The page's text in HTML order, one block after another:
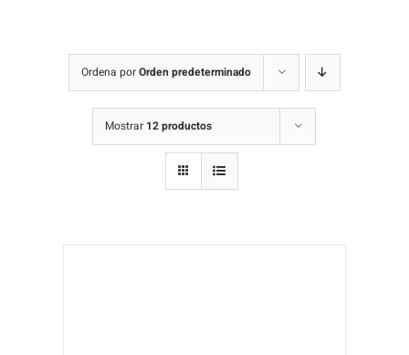
Ordena porOrden predeterminado
Mostrar 12 productos